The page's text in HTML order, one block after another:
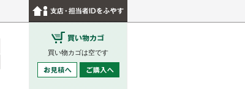
買い物カゴは空です